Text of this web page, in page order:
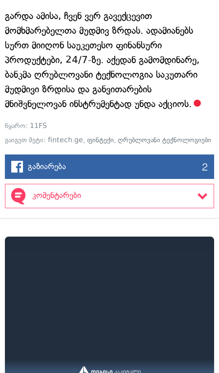
გარდა ამისა, ჩვენ ვერ გავექცევით
მომხმარებელთა მუდმივ ზრდას. ადამიანებს
სურთ მიიღონ საუკეთესო ფინანსური
პროდუქტები, 24/7-ზე. აქედან გამომდინარე,
ბანკმა ღრუბლოვანი ტექნოლოგია საკუთარი
მუდმივი ზრდისა და განვითარების
მნიშვნელოვან ინსტრუმენტად უნდა აქციოს.
წყარო: 11FS
გაიგეთ მეტი: fintech.ge, ფინტექი, ღრუბლოვანი ტექნოლოგიები
გაზიარება 2
კომენტარები